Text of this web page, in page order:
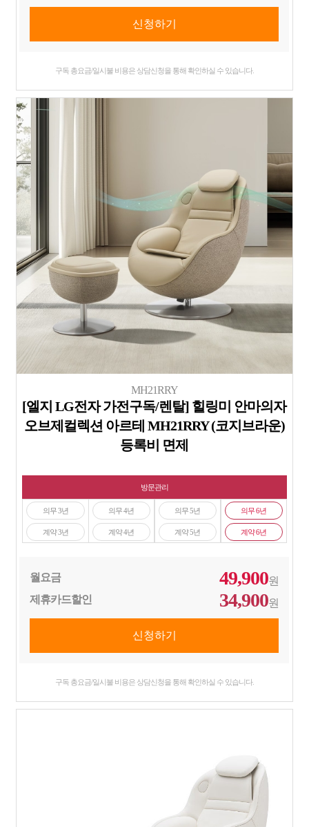
구독 총요금/일시불 비용은 상담신청을 통해 확인하실 수 있습니다.
MH21RRY
[엘지 LG전자 가전구독/렌탈] 힐링미 안마의자
오브제컬렉션 아르테 MH21RRY (코지브라운)
등록비 면제
방문관리
의무 3년
계약 3년
의무 4년
계약 4년
의무 5년
계약 5년
의무 6년
계약 6년
월요금 49,900원
제휴카드할인
34,900원
구독 총요금/일시불 비용은 상담신청을 통해 확인하실 수 있습니다.